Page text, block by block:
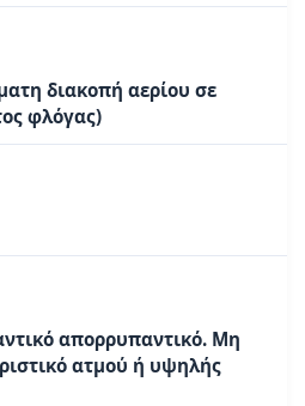
διακοπή αερίου σε
φλόγας)
απορρυπαντικό. Μη
ατμού ή υψηλής